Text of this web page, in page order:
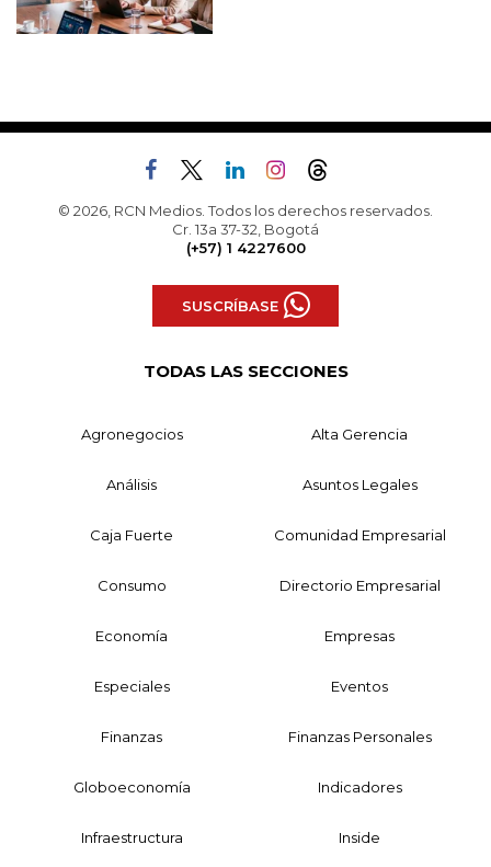
© 2026, RCN Medios. Todos los derechos reservados.
Cr. 13a 37-32, Bogotá
(+57) 1 4227600
SUSCRÍBASE
TODAS LAS SECCIONES
Agronegocios Alta Gerencia
Análisis Asuntos Legales
Caja Fuerte Comunidad Empresarial
Consumo Directorio Empresarial
Economía Empresas
Especiales Eventos
Finanzas Finanzas Personales
Globoeconomía Indicadores
Infraestructura Inside